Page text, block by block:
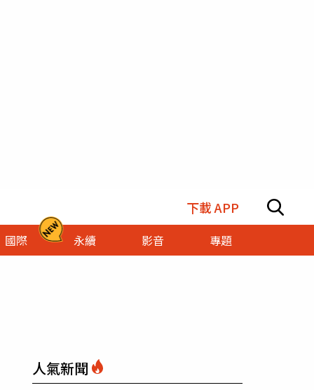
下載 APP
國際 永續 影音 專題
人氣新聞